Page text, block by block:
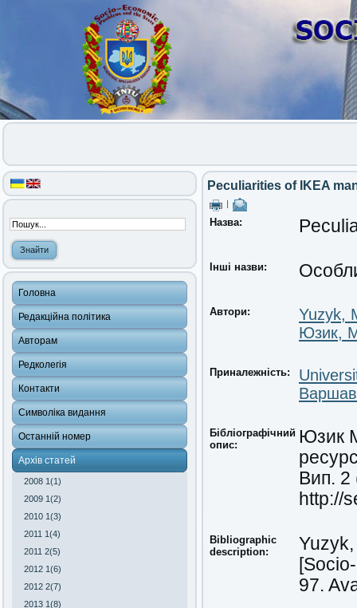
Головна
Редакційна політика
Авторам
Редколегія
Контакти
Символіка видання
Останній номер
Архів статей
2008 1(1)
2009 1(2)
2010 1(3)
2011 1(4)
2011 2(5)
2012 1(6)
2012 2(7)
2013 1(8)
Peculiarities of IKEA
Назва:
Інші назви:
Автори:
Yuzyk,
Юзик,
Приналежність:
Бібліографічний
опис:
Юзик
Вип.
http://
Bibliographic
description:
97.